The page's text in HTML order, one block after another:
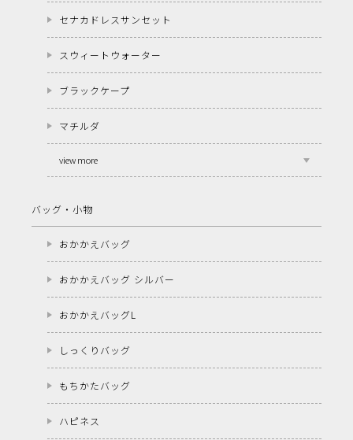
セナカドレスサンセット
スウィートウォーター
ブラックケープ
マチルダ
view more
バッグ・小物
おかかえバッグ
おかかえバッグ シルバー
おかかえバッグL
しっくりバッグ
もちかたバッグ
ハピネス